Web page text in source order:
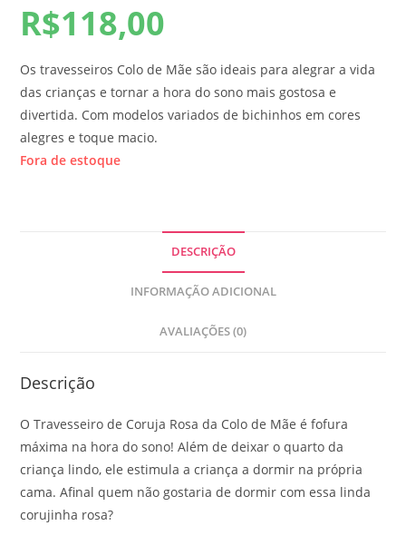
R$118,00
Os travesseiros Colo de Mãe são ideais para alegrar a vida
das crianças e tornar a hora do sono mais gostosa e
divertida. Com modelos variados de bichinhos em cores
alegres e toque macio.
Fora de estoque
DESCRIÇÃO
INFORMAÇÃO ADICIONAL
AVALIAÇÕES (0)
Descrição
O Travesseiro de Coruja Rosa da Colo de Mãe é fofura
máxima na hora do sono! Além de deixar o quarto da
criança lindo, ele estimula a criança a dormir na própria
cama. Afinal quem não gostaria de dormir com essa linda
corujinha rosa?